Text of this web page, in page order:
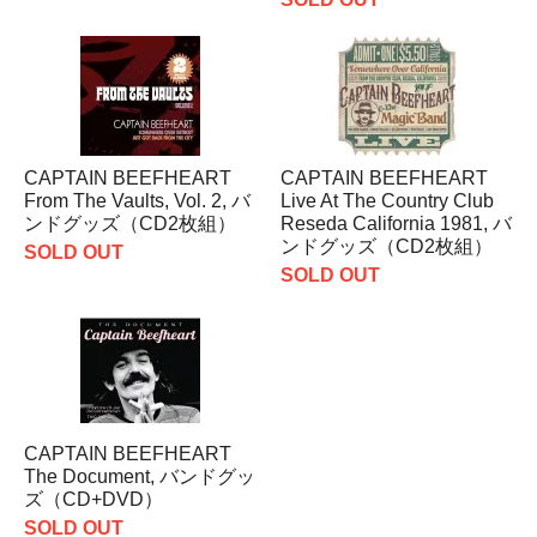
CAPTAIN BEEFHEART
From The Vaults, Vol. 2, バ
ンドグッズ（CD2枚組）
SOLD OUT
CAPTAIN BEEFHEART
Live At The Country Club
Reseda California 1981, バ
ンドグッズ（CD2枚組）
SOLD OUT
CAPTAIN BEEFHEART
The Document, バンドグッ
ズ（CD+DVD）
SOLD OUT